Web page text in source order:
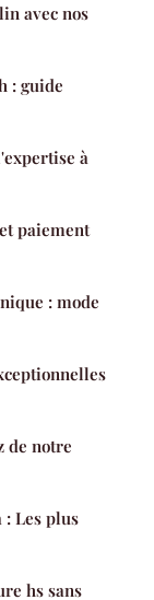
avec nos
: guide
à
paiement
: mode
de notre
: Les plus
hs sans